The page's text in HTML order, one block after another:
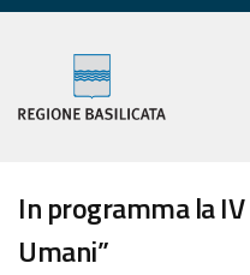
In programma la
Umani”